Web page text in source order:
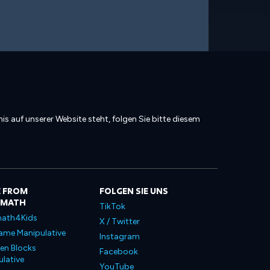
auf unserer Website steht, folgen Sie bitte diesem
FROM
Manipulative
Blocks
FOLGEN SIE UNS
TikTok
X / Twitter
Instagram
Facebook
YouTube